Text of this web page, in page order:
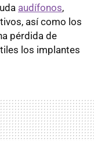
audífonos,
así como los
pérdida de
los implantes